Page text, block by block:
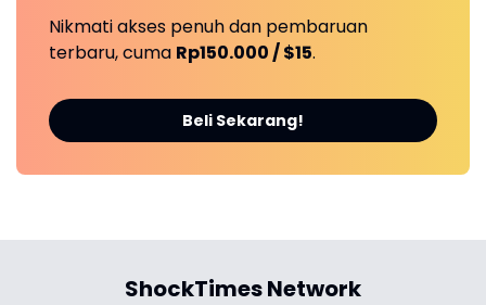
Nikmati akses penuh dan pembaruan
terbaru, cuma Rp150.000 / $15.
Beli Sekarang!
ShockTimes Network